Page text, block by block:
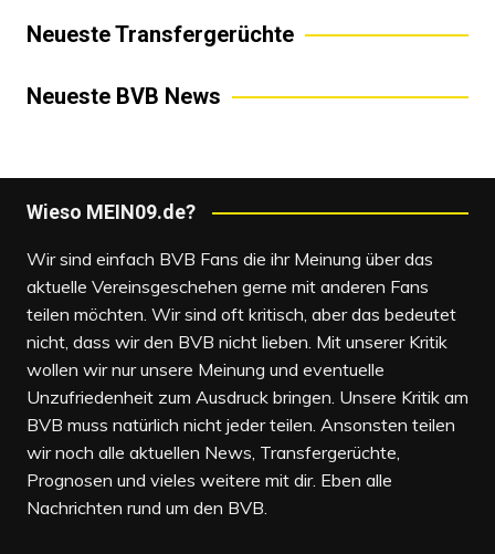
Neueste Transfergerüchte
Neueste BVB News
Wieso MEIN09.de?
Wir sind einfach BVB Fans die ihr Meinung über das
aktuelle Vereinsgeschehen gerne mit anderen Fans
teilen möchten. Wir sind oft kritisch, aber das bedeutet
nicht, dass wir den BVB nicht lieben. Mit unserer Kritik
wollen wir nur unsere Meinung und eventuelle
Unzufriedenheit zum Ausdruck bringen. Unsere Kritik am
BVB muss natürlich nicht jeder teilen. Ansonsten teilen
wir noch alle aktuellen News, Transfergerüchte,
Prognosen und vieles weitere mit dir. Eben alle
Nachrichten rund um den BVB.